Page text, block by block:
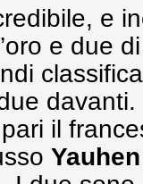
e
e due
il